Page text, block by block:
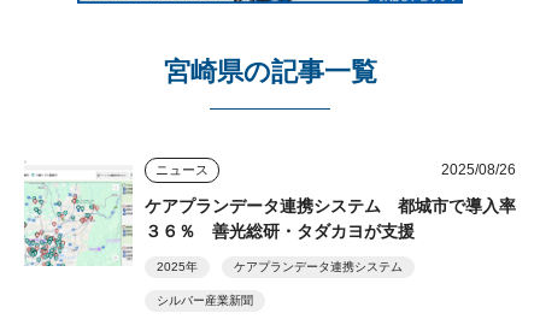
宮崎県の記事一覧
ニュース 2025/08/26
ケアプランデータ連携システム 都城市で導入率
３６％ 善光総研・タダカヨが支援
2025年 ケアプランデータ連携システム
シルバー産業新聞